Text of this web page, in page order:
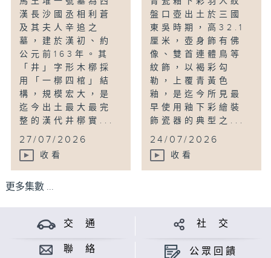
漢長沙國丞相利蒼
及其夫人辛追之
墓，建於漢初、約
公元前163年。其
「井」字形木槨採
用「一槨四棺」結
構，規模宏大，是
迄今出土最大最完
整的漢代井槨實...
27/07/2026
收看
盤口壺出土於三國
東吳時期，高32.1
厘米，壺身飾有佛
像、雙首連體鳥等
紋飾，以褐彩勾
勒，上覆青黃色
釉，是迄今所見最
早使用釉下彩繪裝
飾瓷器的典型之...
24/07/2026
收看
更多集數 ...
交 通 社 交
聯 絡 公眾回饋